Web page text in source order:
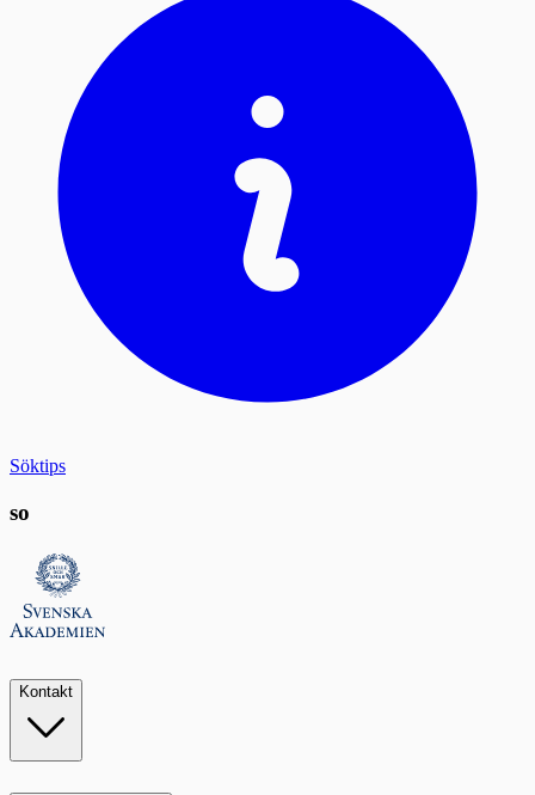
Söktips
so
Kontakt